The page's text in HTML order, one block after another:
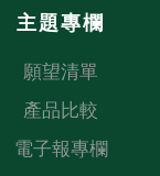
主題專欄
願望清單
產品比較
電子報專欄